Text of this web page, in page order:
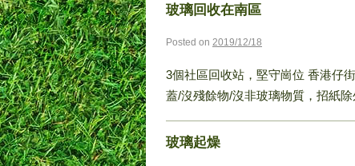
玻璃回收在南區
Posted on 2019/12/18
3個社區回收站，堅守崗位 香港仔
蓋/沒殘餘物/沒非玻璃物質，招紙
玻璃起燥